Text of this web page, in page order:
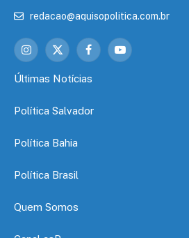
redacao@aquisopolitica.com.br
Instagram
X
FacebookYouTube
Últimas Notícias
Política Salvador
Política Bahia
Política Brasil
Quem Somos